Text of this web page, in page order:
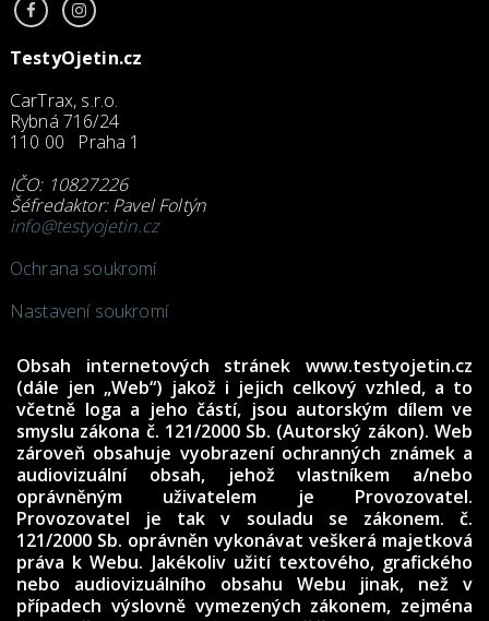
TestyOjetin.cz
CarTrax, s.r.o.
Rybná 716/24
110 00 Praha 1
IČO: 10827226
Šéfredaktor: Pavel Foltýn
info@testyojetin.cz
Ochrana soukromí
Nastavení soukromí
Obsah internetových stránek www.testyojetin.cz
(dále jen „Web“) jakož i jejich celkový vzhled, a to
včetně loga a jeho částí, jsou autorským dílem ve
smyslu zákona č. 121/2000 Sb. (Autorský zákon). Web
zároveň obsahuje vyobrazení ochranných známek a
audiovizuální obsah, jehož vlastníkem a/nebo
oprávněným uživatelem je Provozovatel.
Provozovatel je tak v souladu se zákonem. č.
121/2000 Sb. oprávněn vykonávat veškerá majetková
práva k Webu. Jakékoliv užití textového, grafického
nebo audiovizuálního obsahu Webu jinak, než v
případech výslovně vymezených zákonem, zejména